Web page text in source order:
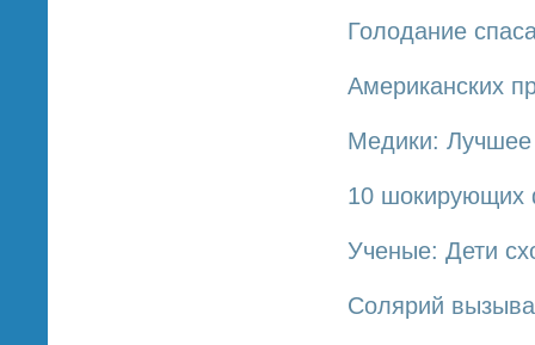
Голодание
Американских
Медики: Лучшее
10 шокирующих
Ученые: Дети
Солярий